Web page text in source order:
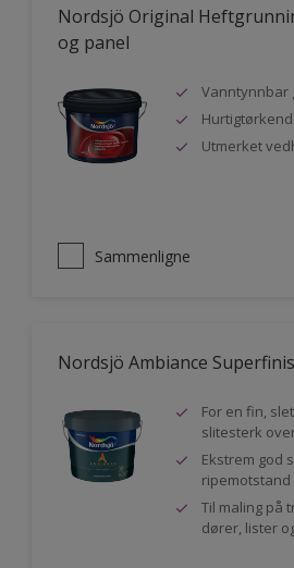
Nordsjö Original
og panel
Vanntynnbar
Utmerket
Sammenligne
Nordsjö Ambiance
For en fin,
slitesterk
Ekstrem god
ripemotstand
Til maling på
dører, lister